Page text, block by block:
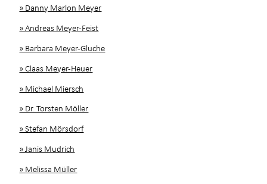
» Danny Marlon Meyer
» Andreas Meyer-Feist
» Barbara Meyer-Gluche
» Claas Meyer-Heuer
» Michael Miersch
» Dr. Torsten Möller
» Stefan Mörsdorf
» Janis Mudrich
» Melissa Müller